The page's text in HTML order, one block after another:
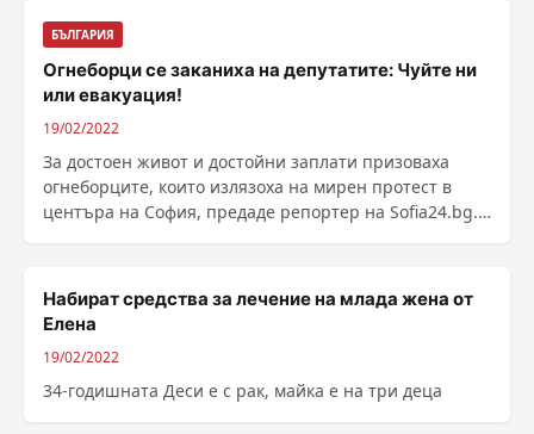
БЪЛГАРИЯ
Огнеборци се заканиха на депутатите: Чуйте ни
или евакуация!
19/02/2022
За достоен живот и достойни заплати призоваха
огнеборците, които излязоха на мирен протест в
центъра на София, предаде репортер на Sofia24.bg.
Набират средства за лечение на млада жена от
Елена
19/02/2022
34-годишната Деси е с рак, майка е на три деца